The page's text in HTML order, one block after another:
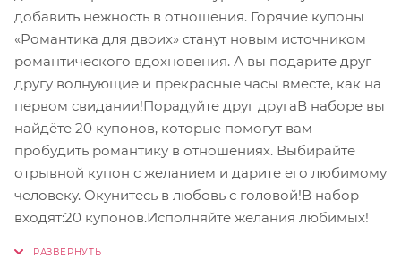
добавить нежность в отношения. Горячие купоны
«Романтика для двоих» станут новым источником
романтического вдохновения. А вы подарите друг
другу волнующие и прекрасные часы вместе, как на
первом свидании!Порадуйте друг другаВ наборе вы
найдёте 20 купонов, которые помогут вам
пробудить романтику в отношениях. Выбирайте
отрывной купон с желанием и дарите его любимому
человеку. Окунитесь в любовь с головой!В набор
входят:20 купонов.Исполняйте желания любимых!